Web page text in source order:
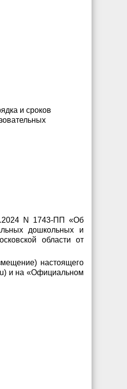
и сроков
N 1743-ПП «Об
дошкольных и
области от
настоящего
и на «Официальном